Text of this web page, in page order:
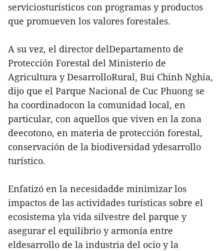
serviciosturísticos con programas y productos
que promueven los valores forestales.
A su vez, el director delDepartamento de
Protección Forestal del Ministerio de
Agricultura y DesarrolloRural, Bui Chinh Nghia,
dijo que el Parque Nacional de Cuc Phuong se
ha coordinadocon la comunidad local, en
particular, con aquellos que viven en la zona
deecotono, en materia de protección forestal,
conservación de la biodiversidad ydesarrollo
turístico.
Enfatizó en la necesidadde minimizar los
impactos de las actividades turísticas sobre el
ecosistema yla vida silvestre del parque y
asegurar el equilibrio y armonía entre
eldesarrollo de la industria del ocio y la